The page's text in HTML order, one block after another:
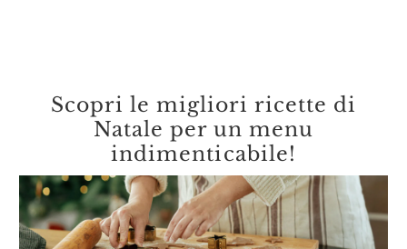
La Nicchia
La Panetteria Di Eataly
La Pescheria Di Eataly
La Sfoglia
Scopri le migliori ricette di
Natale per un menu
indimenticabile!